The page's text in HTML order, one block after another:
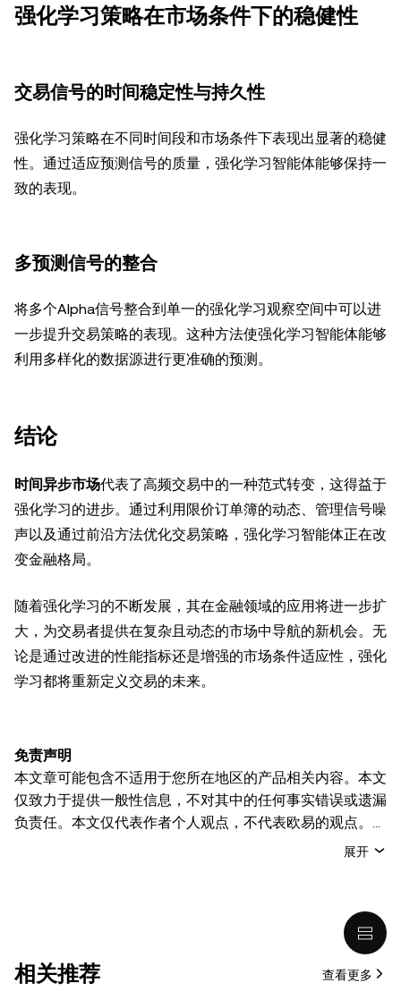
强化学习策略在市场条件下的稳健性
交易信号的时间稳定性与持久性
强化学习策略在不同时间段和市场条件下表现出显著的稳健
性。通过适应预测信号的质量，强化学习智能体能够保持一
致的表现。
多预测信号的整合
将多个Alpha信号整合到单一的强化学习观察空间中可以进
一步提升交易策略的表现。这种方法使强化学习智能体能够
利用多样化的数据源进行更准确的预测。
结论
时间异步市场代表了高频交易中的一种范式转变，这得益于
强化学习的进步。通过利用限价订单簿的动态、管理信号噪
声以及通过前沿方法优化交易策略，强化学习智能体正在改
变金融格局。
随着强化学习的不断发展，其在金融领域的应用将进一步扩
大，为交易者提供在复杂且动态的市场中导航的新机会。无
论是通过改进的性能指标还是增强的市场条件适应性，强化
学习都将重新定义交易的未来。
免责声明
本文章可能包含不适用于您所在地区的产品相关内容。本文
仅致力于提供一般性信息，不对其中的任何事实错误或遗漏
负责任。本文仅代表作者个人观点，不代表欧易的观点。
本文无意提供以下任何建议，包括但不限于：(i) 投资建议
(包括稳定币) 涉及高风险，可能会大幅波动，甚至变得毫无
价值。您应根据自己的财务状况仔细考虑交易或持有数字资
产是否适合您。有关您具体情况的问题，请咨询您的法律/
税务/投资专业人士。本文中出现的信息 (包括市场数据和统
展开
相关推荐 查看更多